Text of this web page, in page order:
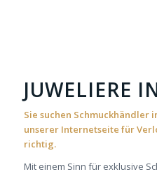
JUWELIERE
Sie suchen Schmuckhändler
unserer Internetseite für
richtig.
Mit einem Sinn für exklusive